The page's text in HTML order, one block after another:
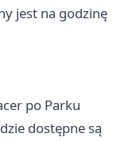
jest na godzinę
po Parku
dostępne są